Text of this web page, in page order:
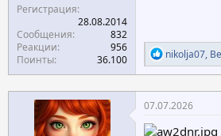
Регистрация
28.08.2014
Сообщения
832
Реакции
956
Поинты
36.100
Р
е
а
к
ц
и
и
nikolja07,
07.07.2026